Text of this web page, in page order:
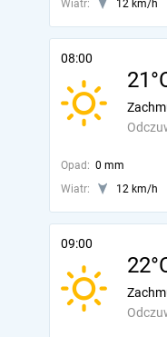
Wiatr: 12 km/h
08:00
Opad: 0 mm
Wiatr:
12 km/h
09:00